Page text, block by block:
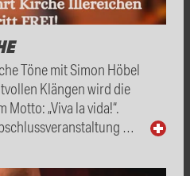
Töne mit Simon Höbel
Klängen wird die
„Viva la vida!“.
…